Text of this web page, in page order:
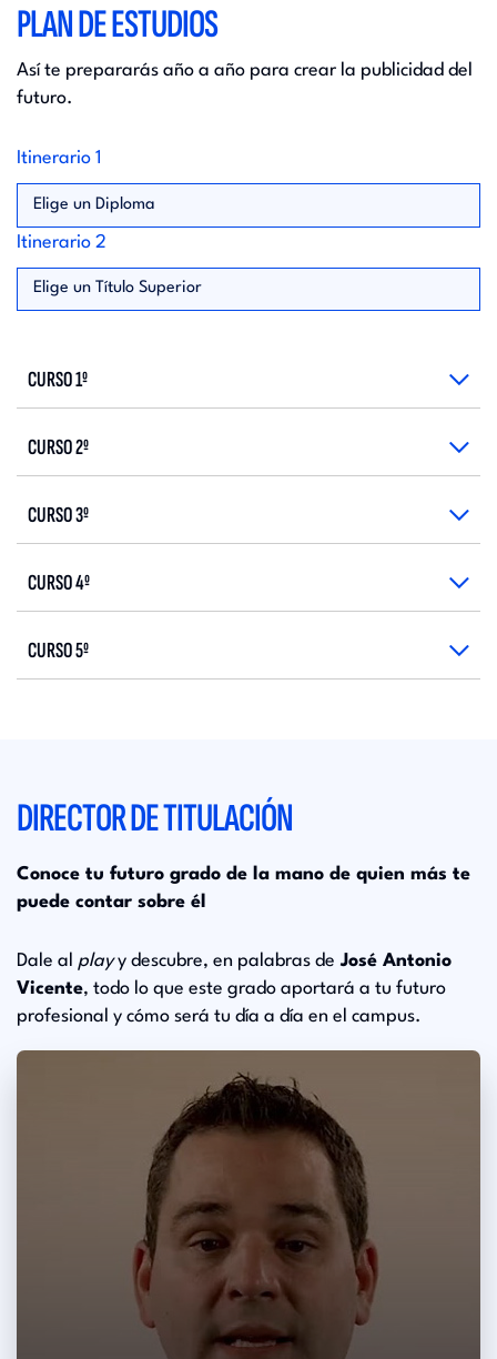
PLAN DE ESTUDIOS
Así te prepararás año a año para crear la publicidad del
futuro.
Itinerario 1
Elige un Diploma
Itinerario 2
Elige un Título Superior
CURSO 1º
CURSO 2º
CURSO 3º
CURSO 4º
CURSO 5º
DIRECTOR DE TITULACIÓN
Conoce tu futuro grado de la mano de quien más te
puede contar sobre él
Dale al playy descubre, en palabras de José Antonio
Vicente, todo lo que este grado aportará a tu futuro
profesional y cómo será tu día a día en el campus.